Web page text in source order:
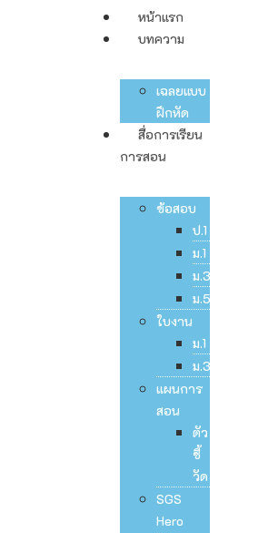
หน้าแรก
บทความ
เฉลยแบบ
ฝึกหัด
สื่อการเรียน
การสอน
ข้อสอบ
ป.1
ม.1
ม.3
ม.5
ใบงาน
ม.1
ม.3
แผนการ
สอน
ตัว
ชี้
วัด
SGS
Hero